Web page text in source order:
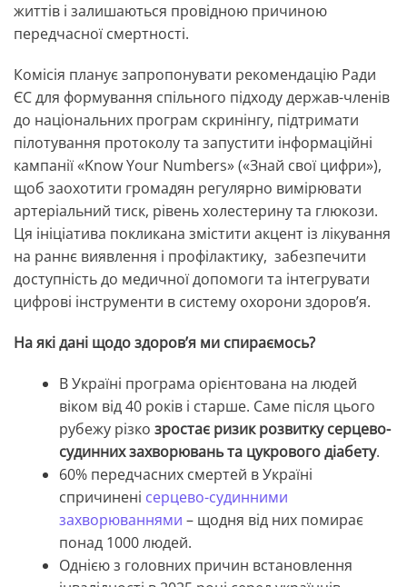
життів і залишаються провідною причиною
передчасної смертності.
Комісія планує запропонувати рекомендацію Ради
ЄС для формування спільного підходу держав-членів
до національних програм скринінгу, підтримати
пілотування протоколу та запустити інформаційні
кампанії «Know Your Numbers» («Знай свої цифри»),
щоб заохотити громадян регулярно вимірювати
артеріальний тиск, рівень холестерину та глюкози.
Ця ініціатива покликана змістити акцент із лікування
на раннє виявлення і профілактику, забезпечити
доступність до медичної допомоги та інтегрувати
цифрові інструменти в систему охорони здоров’я.
На які дані щодо здоровʼя ми спираємось?
В Україні програма орієнтована на людей
віком від 40 років і старше. Саме після цього
рубежу різко зростає ризик розвитку серцево-
судинних захворювань та цукрового діабету.
60% передчасних смертей в Україні
спричинені серцево-судинними
захворюваннями – щодня від них помирає
понад 1000 людей.
Однією з головних причин встановлення